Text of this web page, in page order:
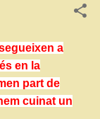
a
en la
part de
cuinat un